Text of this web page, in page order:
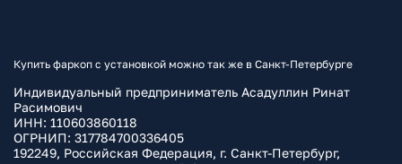
Купить фаркоп с установкой можно так же в Санкт-Петербурге
Индивидуальный предприниматель Асадуллин Ринат
Расимович
ИНН: 110603860118
ОГРНИП: 317784700336405
192249, Российская Федерация, г. Санкт-Петербург,